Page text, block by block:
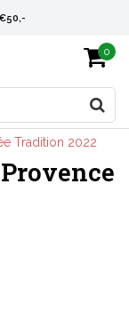
€ 75
AB € 75
0
Tradition 2022